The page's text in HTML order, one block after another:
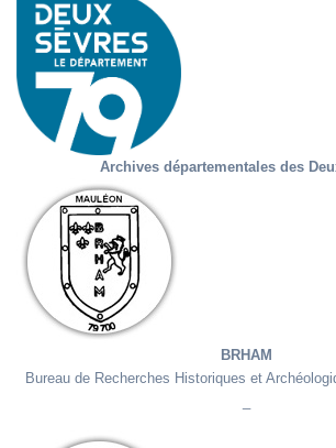
Archives départementales des
BRHAM
BRHAM
Bureau de Recherches Historiques et